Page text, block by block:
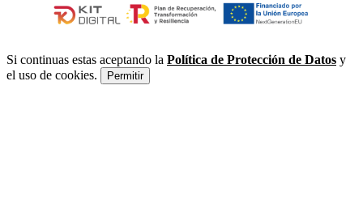
Si continuas estas aceptando la Política de Protección de Datos y
el uso de cookies.
Permitir